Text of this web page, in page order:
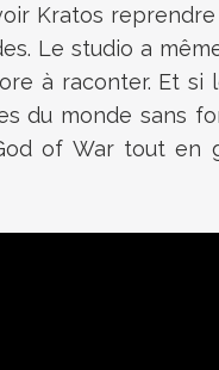
Kratos
Le studio a
à raconter. Et
du monde sans
of War tout